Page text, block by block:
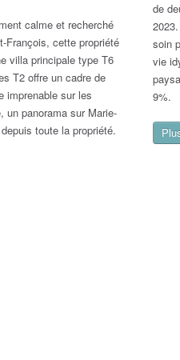
calme et recherché
François, cette propriété
villa principale type T6
T2 offre un cadre de
imprenable sur les
un panorama sur Marie-
toute la propriété.
de
soin
vie
9%.